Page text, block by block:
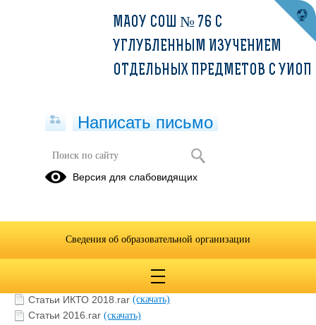
Научно-практическая деятельность
Статьи ИКТО 2018.rar (скачать)
Статьи 2016.rar (скачать)
МАОУ СОШ № 76 С
УГЛУБЛЕННЫМ ИЗУЧЕНИЕМ
ОТДЕЛЬНЫХ ПРЕДМЕТОВ С УИОП
Написать письмо
Версия для слабовидящих
Сведения об образовательной организации